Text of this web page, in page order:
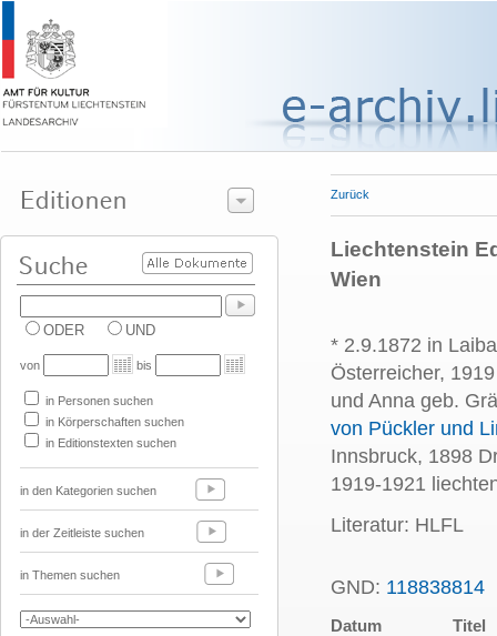
ODER UND
von bis
in Personen suchen
in Körperschaften suchen
in Editionstexten suchen
in den Kategorien suchen
in der Zeitleiste suchen
in Themen suchen
Zurück
Liechtenstein
Wien
* 2.9.1872 in
Österreicher,
und Anna geb.
von Pückler und
Innsbruck, 1898
1919-1921
Literatur: HLFL
GND: 118838814
Datum Titel